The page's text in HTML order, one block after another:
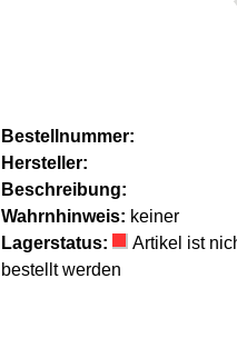
Bestellnummer:
Hersteller:
Beschreibung:
Wahrnhinweis: keiner
Lagerstatus:
Artikel ist
bestellt werden